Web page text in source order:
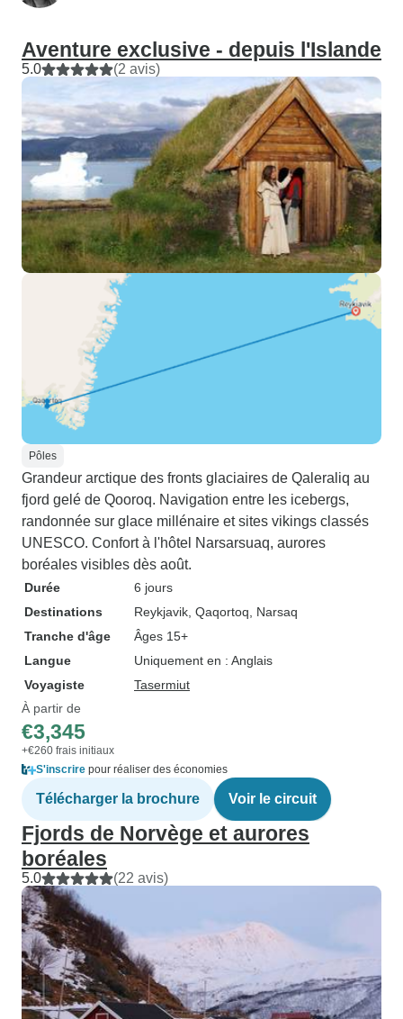
Aventure exclusive - depuis l'Islande
5.0 (2 avis)
Pôles
Grandeur arctique des fronts glaciaires de Qaleraliq au
fjord gelé de Qooroq. Navigation entre les icebergs,
randonnée sur glace millénaire et sites vikings classés
UNESCO. Confort à l'hôtel Narsarsuaq, aurores
boréales visibles dès août.
Durée
6 jours
Destinations
Reykjavik , Qaqortoq , Narsaq
Tranche d'âge
Âges 15+
Langue
Uniquement en : Anglais
Voyagiste
Tasermiut
À partir de
€3,345
+€260 frais initiaux
S'inscrire pour réaliser des économies
Télécharger la brochure Voir le circuit
Fjords de Norvège et aurores
boréales
5.0 (22 avis)